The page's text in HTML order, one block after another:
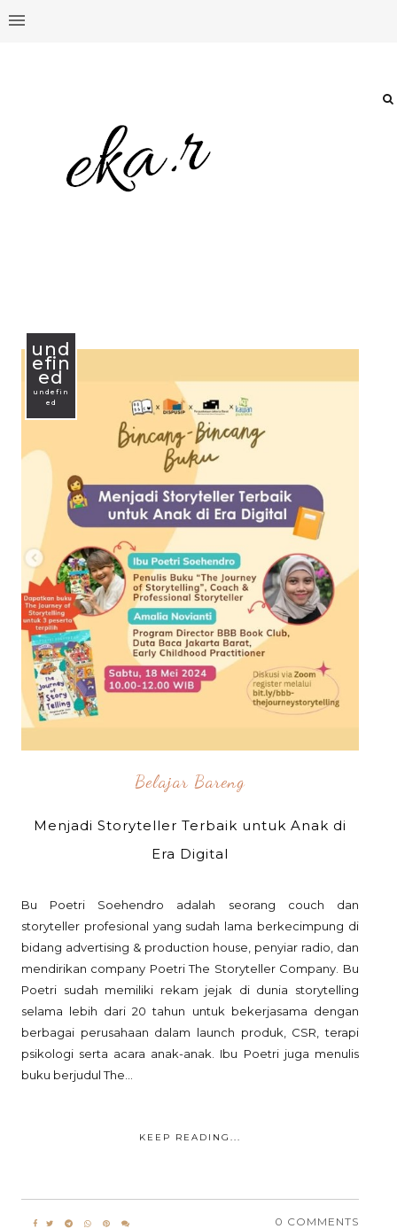
und
efin
ed
undefin
ed
Belajar Bareng
Menjadi Storyteller Terbaik untuk Anak di
Era Digital
Bu Poetri Soehendro adalah seorang couch dan
storyteller profesional yang sudah lama berkecimpung di
bidang advertising & production house, penyiar radio, dan
mendirikan company Poetri The Storyteller Company. Bu
Poetri sudah memiliki rekam jejak di dunia storytelling
selama lebih dari 20 tahun untuk bekerjasama dengan
berbagai perusahaan dalam launch produk, CSR, terapi
psikologi serta acara anak-anak. Ibu Poetri juga menulis
buku berjudul The...
KEEP READING...
0 COMMENTS